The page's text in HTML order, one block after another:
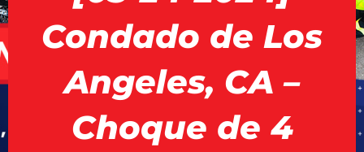
Condado de Los
Angeles, CA –
Choque de 4